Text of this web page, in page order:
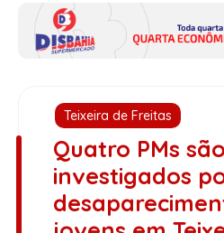
Teixeira de Freitas
Quatro PMs
investigados